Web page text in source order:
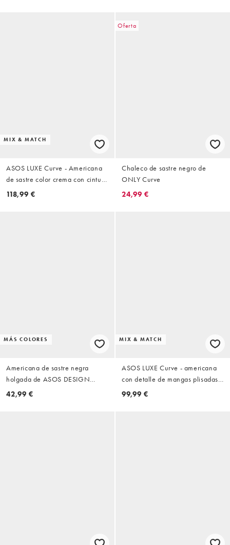
MIX & MATCH
ASOS LUXE Curve - Americana
de sastre color crema con cintura
ceñida y detalle de botones
118,99 €
Oferta
Chaleco de sastre negro de
ONLY Curve
24,99 €
MÁS COLORES
Americana de sastre negra
holgada de ASOS DESIGN
Curve
42,99 €
MIX & MATCH
ASOS LUXE Curve - americana
con detalle de mangas plisadas
en mostaza
99,99 €